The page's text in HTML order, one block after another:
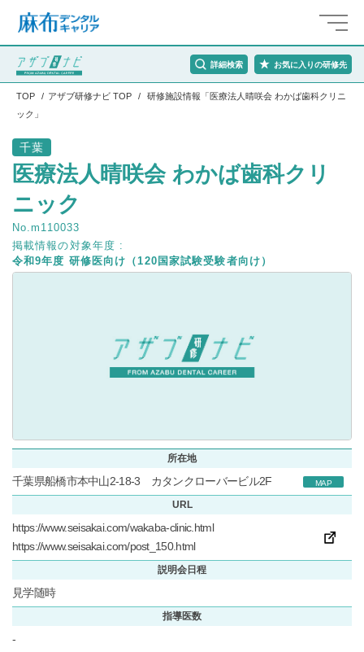
詳細検索 お気に入りの研修先
TOP アザブ研修ナビ TOP
研修施設情報「医療法人晴咲会 わかば歯科クリニ
ック」
千葉
医療法人晴咲会 わかば歯科クリ
ニック
No.m110033
掲載情報の対象年度 :
令和9年度 研修医向け（120国家試験受験者向け）
所在地
千葉県船橋市本中山2-18-3 カタンクローバービル2F MAP
URL
https://www.seisakai.com/wakaba-clinic.html
https://www.seisakai.com/post_150.html
説明会日程
見学随時
指導医数
-